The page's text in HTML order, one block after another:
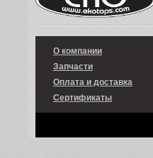
О компании
Запчасти
Оплата и доставка
Сертификаты